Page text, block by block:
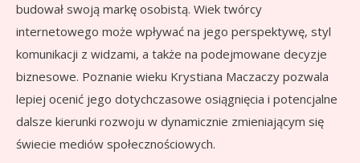
budował swoją markę osobistą. Wiek twórcy
internetowego może wpływać na jego perspektywę, styl
komunikacji z widzami, a także na podejmowane decyzje
biznesowe. Poznanie wieku Krystiana Maczaczy pozwala
lepiej ocenić jego dotychczasowe osiągnięcia i potencjalne
dalsze kierunki rozwoju w dynamicznie zmieniającym się
świecie mediów społecznościowych.